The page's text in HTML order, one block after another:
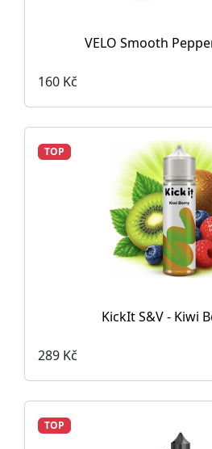
VELO Smooth
160 Kč
TOP
KickIt S&V - Kiwi
289 Kč
TOP